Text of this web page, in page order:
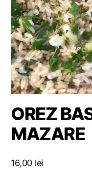
OREZ
MAZARE
16,00 lei